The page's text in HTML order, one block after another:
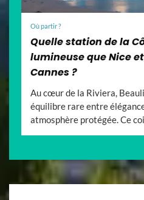
Où partir ?
Quelle station de la
lumineuse que Nice
Cannes ?
Au cœur de la Riviera,
équilibre rare entre
atmosphère protégée. Ce